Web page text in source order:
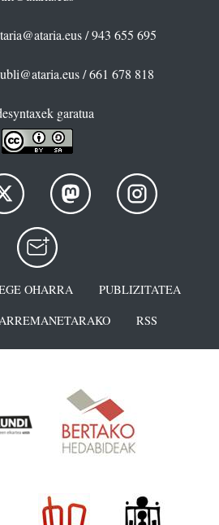
/ 943 655 695
/ 661 678 818
garatua
OHARRA
PUBLIZITATEA
RSS